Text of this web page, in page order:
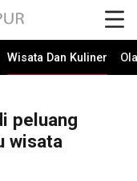
Wisata Dan Kuliner
peluang
wisata